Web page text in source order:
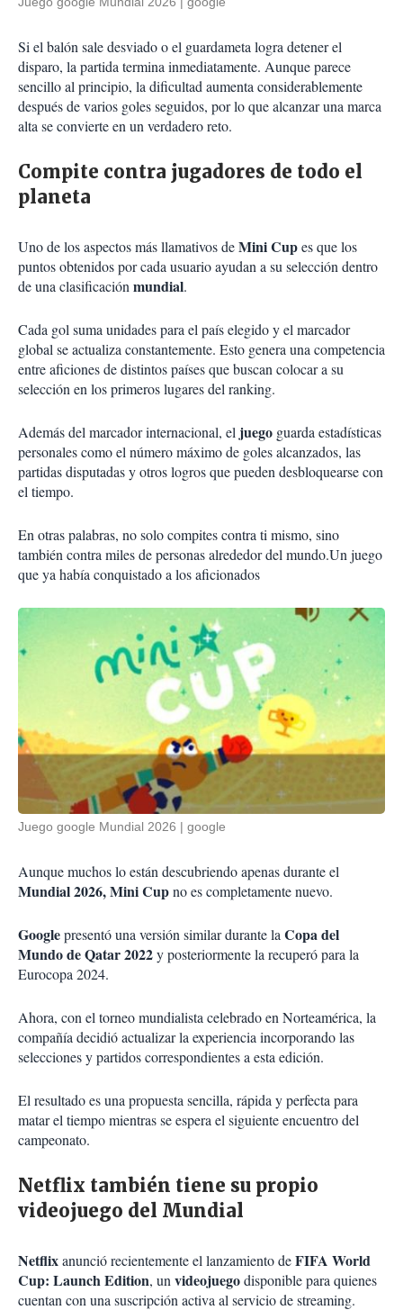
Si el balón sale desviado o el guardameta logra detener el
disparo, la partida termina inmediatamente. Aunque parece
sencillo al principio, la dificultad aumenta considerablemente
después de varios goles seguidos, por lo que alcanzar una marca
alta se convierte en un verdadero reto.
Compite contra jugadores de todo el
planeta
Uno de los aspectos más llamativos deMini Cupes que los
puntos obtenidos por cada usuario ayudan a su selección dentro
de una clasificación mundial.
Cada gol suma unidades para el país elegido y el marcador
global se actualiza constantemente. Esto genera una competencia
entre aficiones de distintos países que buscan colocar a su
selección en los primeros lugares del ranking.
Además del marcador internacional, el juego guarda estadísticas
personales como el número máximo de goles alcanzados, las
partidas disputadas y otros logros que pueden desbloquearse con
el tiempo.
En otras palabras, no solo compites contra ti mismo, sino
también contra miles de personas alrededor del mundo.Un juego
que ya había conquistado a los aficionados
Juego google Mundial 2026 google
Aunque muchos lo están descubriendo apenas durante el
Mundial 2026, Mini Cupno es completamente nuevo.
Googlepresentó una versión similar durante la Copa del
Mundo de Qatar 2022y posteriormente la recuperó para la
Eurocopa 2024.
Ahora, con el torneo mundialista celebrado en Norteamérica, la
compañía decidió actualizar la experiencia incorporando las
selecciones y partidos correspondientes a esta edición.
El resultado es una propuesta sencilla, rápida y perfecta para
matar el tiempo mientras se espera el siguiente encuentro del
campeonato.
Netflix también tiene su propio
videojuego del Mundial
Netflixanunció recientemente el lanzamiento deFIFA World
Cup: Launch Edition, un videojuegodisponible para quienes
cuentan con una suscripción activa al servicio de streaming.